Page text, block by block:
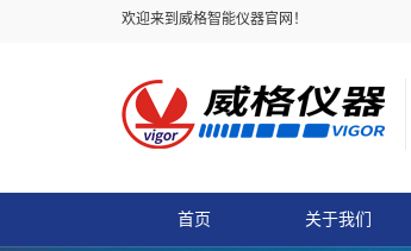
欢迎来到威格智能仪器官网！
首页 关于我们